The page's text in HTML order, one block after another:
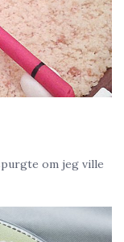
om jeg ville